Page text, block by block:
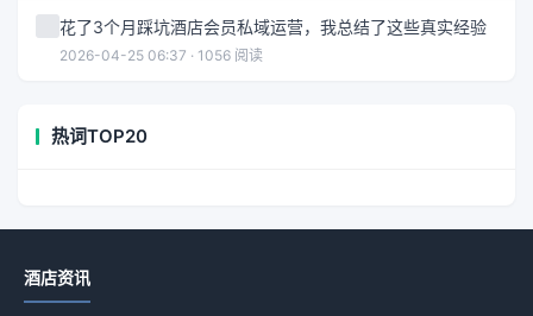
花了3个月踩坑酒店会员私域运营，我总结了这些真实经验
2026-04-25 06:37 · 1056 阅读
热词TOP20
酒店资讯